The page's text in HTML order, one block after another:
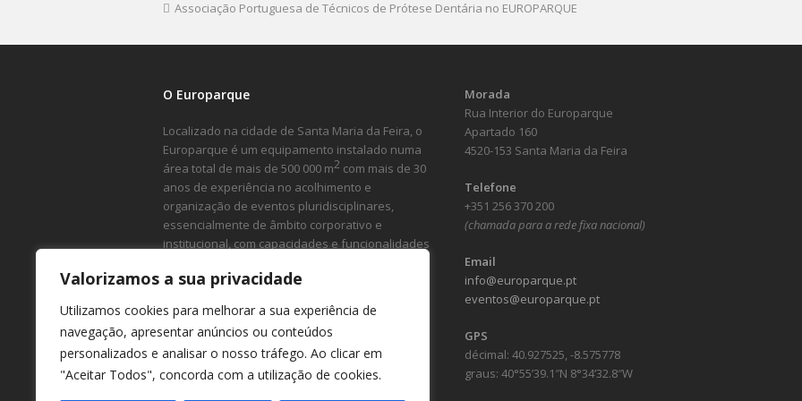
Valorizamos a sua privacidade
Utilizamos cookies para melhorar a sua experiência de
navegação, apresentar anúncios ou conteúdos
personalizados e analisar o nosso tráfego. Ao clicar em
"Aceitar Todos", concorda com a utilização de cookies.
Associação Portuguesa de Técnicos de Prótese Dentária no EUROPARQUE
O Europarque
Localizado na cidade de Santa Maria da Feira, o
Europarque é um equipamento instalado numa
área total de mais de 500 000 m2 com mais de 30
anos de experiência no acolhimento e
organização de eventos pluridisciplinares,
essencialmente de âmbito corporativo e
institucional, com capacidades e funcionalidades
Morada
Rua Interior do Europarque
Apartado 160
4520-153 Santa Maria da Feira
Telefone
+351 256 370 200
(chamada para a rede fixa nacional)
Email
info@europarque.pt
eventos@europarque.pt
GPS
décimal: 40.927525, -8.575778
graus: 40°55’39.1″N 8°34’32.8″W